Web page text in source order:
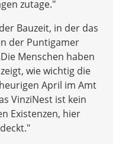
zutage."
Bauzeit, in der das
der Puntigamer
Menschen haben
wie wichtig die
April im Amt
VinziNest ist kein
Existenzen, hier